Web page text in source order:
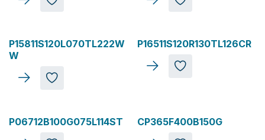
P15811S120L070TL222W
W
P16511S120R130TL126CR
P06712B100G075L114ST CP365F400B150G